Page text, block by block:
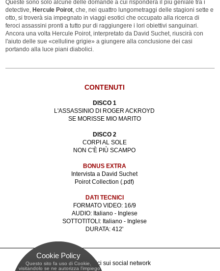
Queste sono solo alcune delle domande a cui risponderà il più geniale tra i
detective,Hercule Poirot , che, nei quattro lungometraggi delle stagioni sette e
otto, si troverà sia impegnato in viaggi esotici che occupato alla ricerca di
feroci assassini pronti a tutto pur di raggiungere i lori obiettivi sanguinari.
Ancora una volta Hercule Poirot, interpretato da David Suchet, riuscirà con
l'aiuto delle sue «celluline grigie» a giungere alla conclusione dei casi
portando alla luce piani diabolici.
CONTENUTI
DISCO 1
L'ASSASSINIO DI ROGER ACKROYD
SE MORISSE MIO MARITO
DISCO 2
CORPI AL SOLE
NON C'È PIÙ SCAMPO
BONUS EXTRA
Intervista a David Suchet
Poirot Collection (.pdf)
DATI TECNICI
FORMATO VIDEO: 16/9
AUDIO: Italiano - Inglese
SOTTOTITOLI: Italiano - Inglese
DURATA: 412'
Raggiungici sui social network
Cookie Policy
Questo sito fa uso di Cookie,
visitandolo se ne autorizza l'impiego